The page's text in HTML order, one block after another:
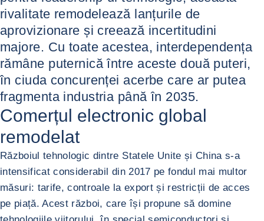
rivalitate remodelează lanțurile de
aprovizionare și creează incertitudini
majore. Cu toate acestea, interdependența
rămâne puternică între aceste două puteri,
în ciuda concurenței acerbe care ar putea
fragmenta industria până în 2035.
Comerțul electronic global
remodelat
Războiul tehnologic dintre Statele Unite și China s-a
intensificat considerabil din 2017 pe fondul mai multor
măsuri: tarife, controale la export și restricții de acces
pe piață. Acest război, care își propune să domine